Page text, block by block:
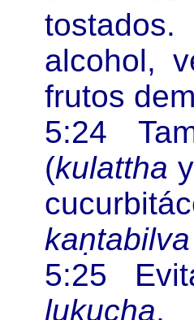
alcohol,
frutos
5:24
(kulattha y
kaṇtabilva
5:25
lukucha,